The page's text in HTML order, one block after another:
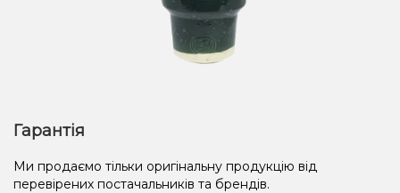
Гарантія
Ми продаємо тільки оригінальну продукцію від
перевірених постачальників та брендів.